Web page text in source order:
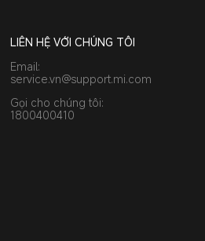
LIÊN HỆ VỚI CHÚNG TÔI
Email:
service.vn@support.mi.com
Gọi cho chúng tôi:
1800400410